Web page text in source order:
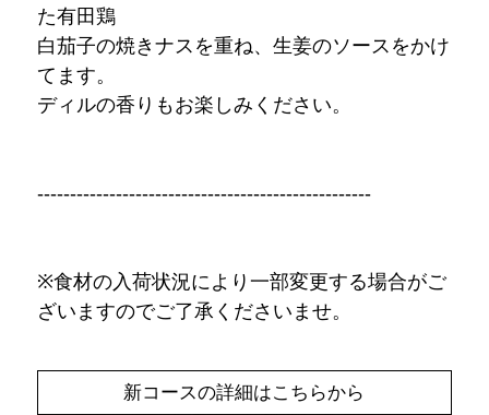
た有田鶏
白茄子の焼きナスを重ね、生姜のソースをかけ
てます。
ディルの香りもお楽しみください。
---------------------------------------------------
※食材の入荷状況により一部変更する場合がご
ざいますのでご了承くださいませ。
新コースの詳細はこちらから